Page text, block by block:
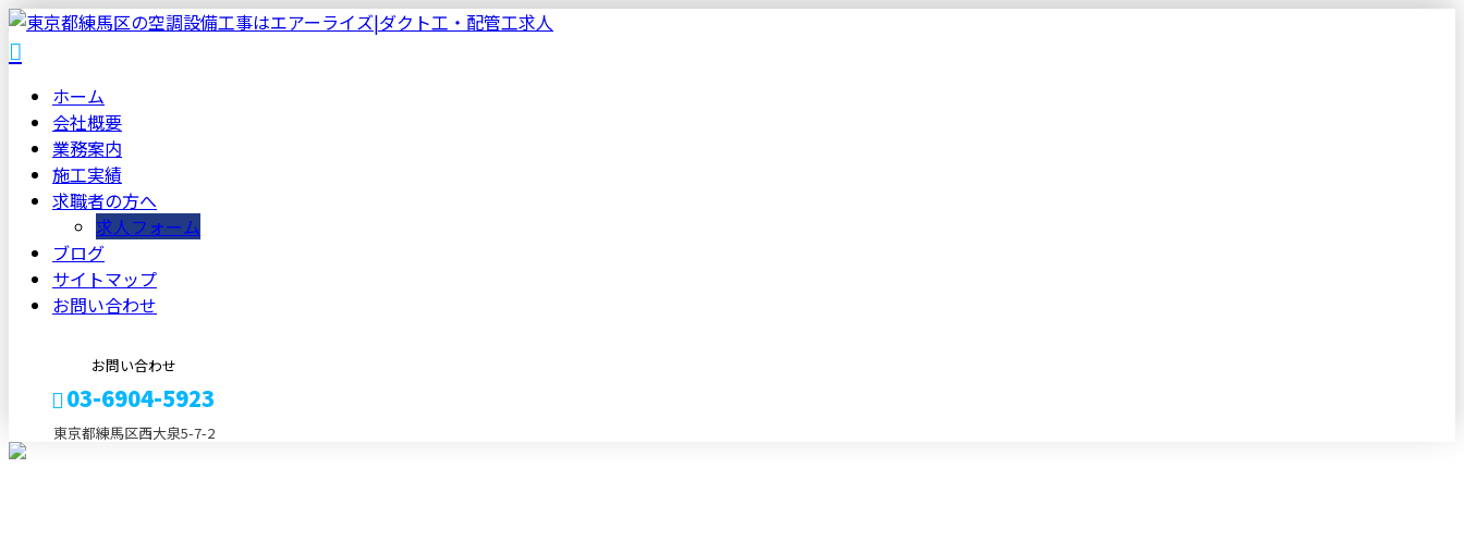
ホーム
会社概要
業務案内
施工実績
求職者の方へ
求人フォーム
ブログ
サイトマップ
お問い合わせ
お問い合わせ
03-6904-5923
東京都練馬区西大泉5-7-2